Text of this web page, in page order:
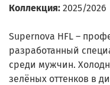
Коллекция: 2025/2026
Supernova HFL –
разработанный
среди мужчин.
зелёных оттенков в